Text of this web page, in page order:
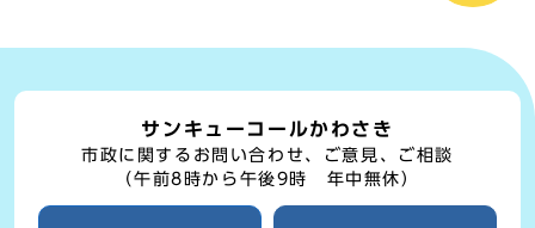
サンキューコールかわさき
市政に関するお問い合わせ、ご意見、ご相談
（午前8時から午後9時 年中無休）